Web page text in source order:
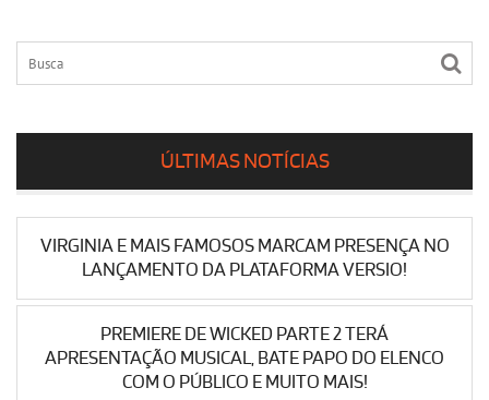
ÚLTIMAS NOTÍCIAS
VIRGINIA E MAIS FAMOSOS MARCAM PRESENÇA NO
LANÇAMENTO DA PLATAFORMA VERSIO!
PREMIERE DE WICKED PARTE 2 TERÁ
APRESENTAÇÃO MUSICAL, BATE PAPO DO ELENCO
COM O PÚBLICO E MUITO MAIS!